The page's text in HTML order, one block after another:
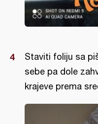
Staviti foliju sa
sebe pa dole
krajeve prema